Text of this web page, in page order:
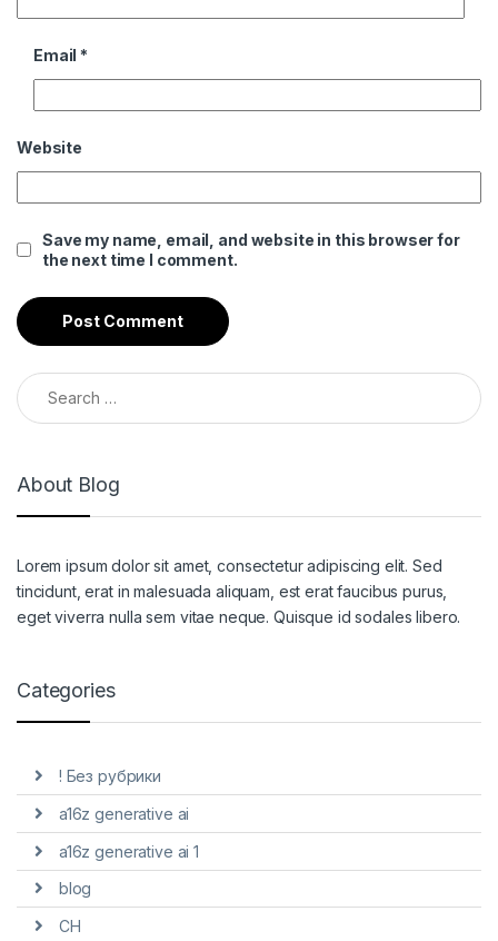
Email *
Website
Save my name, email, and website in this browser for
the next time I comment.
Search for:
About Blog
Lorem ipsum dolor sit amet, consectetur adipiscing elit. Sed
tincidunt, erat in malesuada aliquam, est erat faucibus purus,
eget viverra nulla sem vitae neque. Quisque id sodales libero.
Categories
! Без рубрики
a16z generative ai
a16z generative ai 1
blog
CH